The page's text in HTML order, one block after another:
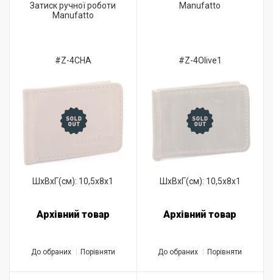
Затиск ручної роботи
Manufatto
#Z-4CHA
ШхВхГ(см): 10,5x8x1
Архівний товар
До обраних Порівняти
Manufatto
#Z-4Olive1
ШхВхГ(см): 10,5x8x1
Архівний товар
До обраних Порівняти